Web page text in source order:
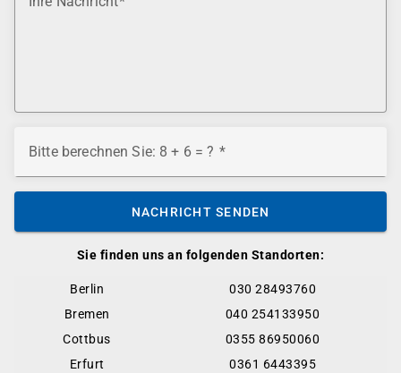
Sie finden uns an folgenden Standorten:
Berlin
030 28493760
Bremen
040 254133950
Cottbus
0355 86950060
Erfurt
0361 6443395
Bitte berechnen Sie: 8 + 6 = ?
NACHRICHT SENDEN